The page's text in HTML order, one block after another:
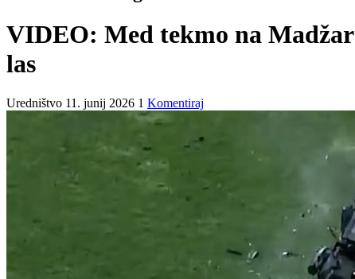
VIDEO: Med tekmo na
las
Uredništvo 11. junij 2026 1 Komentiraj